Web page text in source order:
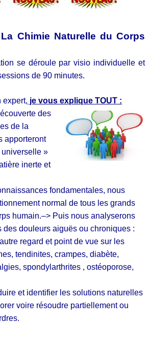
Chimie Naturelle du Corps
se déroule par visio individuelle et
de 90 minutes.
expert, je vous explique TOUT :
des
de la
apporteront
»
inerte et
fondamentales, nous
normal de tous les grands
humain.–> Puis nous analyserons
des douleurs aiguës ou chroniques :
regard et point de vue sur les
tendinites, crampes, diabète,
spondylarthrites , ostéoporose,
et identifier les solutions naturelles
voire résoudre partiellement ou